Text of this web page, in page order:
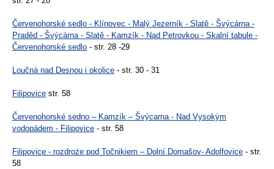
Červenohorské sedlo - Klínovec - Malý Jezerník - Slatě - Švýcárna -
Praděd - Švýcárna - Slatě - Kamzík - Nad Petrovkou - Skalní tabule -
Červenohorské sedlo - str. 28 -29
Loučná nad Desnou i okolice - str. 30 - 31
Filipovice str. 58
Červenohorské sedno – Kamzík – Švýcarna - Nad Vysokým
vodopádem - Filipovice - str. 58
Filipovice - rozdroże pod Točnikiem – Dolní Domašov- Adolfovice - str.
58